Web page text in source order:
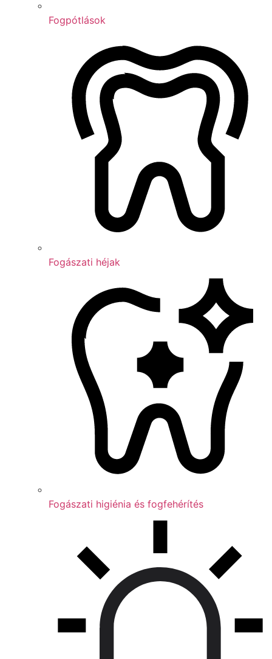
Fogpótlások
Fogászati héjak
Fogászati higiénia és fogfehérítés